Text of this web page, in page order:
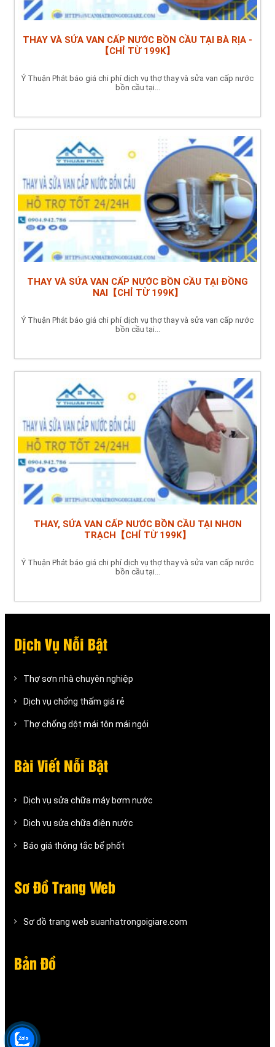
THAY VÀ SỬA VAN CẤP NƯỚC BỒN CẦU TẠI BÀ RỊA -
【CHỈ TỪ 199K】
Ý Thuận Phát báo giá chi phí dịch vụ thợ thay và sửa van cấp nước
bồn cầu tại...
THAY VÀ SỬA VAN CẤP NƯỚC BỒN CẦU TẠI ĐỒNG
NAI【CHỈ TỪ 199K】
Ý Thuận Phát báo giá chi phí dịch vụ thợ thay và sửa van cấp nước
bồn cầu tại...
THAY, SỬA VAN CẤP NƯỚC BỒN CẦU TẠI NHƠN
TRẠCH【CHỈ TỪ 199K】
Ý Thuận Phát báo giá chi phí dịch vụ thợ thay và sửa van cấp nước
bồn cầu tại...
Dịch Vụ Nỗi Bật
Thợ sơn nhà chuyên nghiệp
Dịch vụ chống thấm giá rẻ
Thợ chống dột mái tôn mái ngói
Bài Viết Nỗi Bật
Dịch vụ sửa chữa máy bơm nước
Dịch vụ sửa chữa điện nước
Báo giá thông tắc bể phốt
Sơ Đồ Trang Web
Sơ đồ trang web suanhatrongoigiare.com
Bản Đồ